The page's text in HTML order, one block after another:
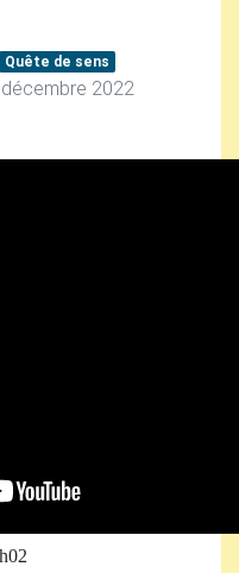
Quête de sens
2022